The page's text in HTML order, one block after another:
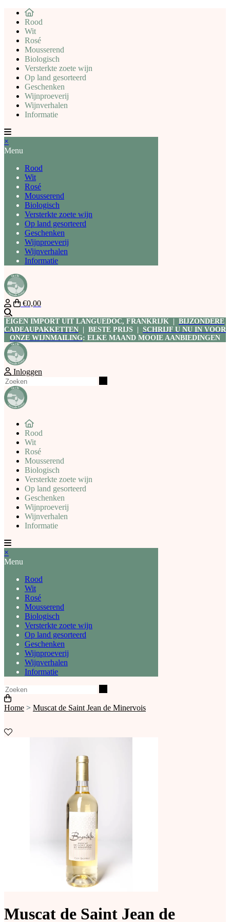
Rood
Wit
Rosé
Mousserend
Biologisch
Versterkte zoete wijn
Op land gesorteerd
Geschenken
Wijnproeverij
Wijnverhalen
Informatie
×
Menu
Rood
Wit
Rosé
Mousserend
Biologisch
Versterkte zoete wijn
Op land gesorteerd
Geschenken
Wijnproeverij
Wijnverhalen
Informatie
€0,00
EIGEN IMPORT UIT LANGUEDOC, FRANKRIJK | BIJZONDERE
CADEAUPAKKETTEN | BESTE PRIJS | SCHRIJF U NU IN VOOR
ONZE WIJNMAILING: ELKE MAAND MOOIE AANBIEDINGEN
Inloggen
Rood
Wit
Rosé
Mousserend
Biologisch
Versterkte zoete wijn
Op land gesorteerd
Geschenken
Wijnproeverij
Wijnverhalen
Informatie
×
Menu
Rood
Wit
Rosé
Mousserend
Biologisch
Versterkte zoete wijn
Op land gesorteerd
Geschenken
Wijnproeverij
Wijnverhalen
Informatie
Home > Muscat de Saint Jean de Minervois
Muscat de Saint Jean de